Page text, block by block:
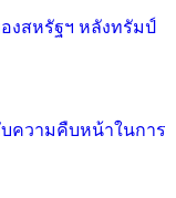
สหรัฐฯ หลังทรัมป์
วามคืบหน้าในการ